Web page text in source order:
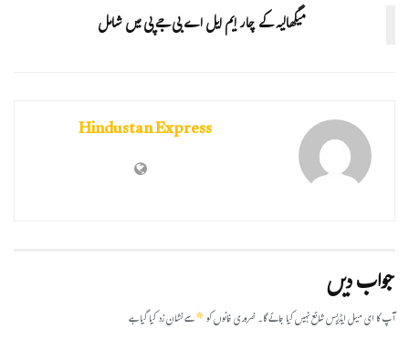
میگھالیہ کے چار ایم ایل اے بی جے پی میں شامل
Hindustan Express
جواب دیں
آپ کا ای میل ایڈریس شائع نہیں کیا جائے گا۔ضروری خانوں کو*سے نشان زد کیا گیا ہے